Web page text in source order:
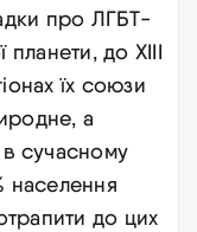
про ЛГБТ-
планети, до XIII
їх союзи
а
сучасному
населення
до цих